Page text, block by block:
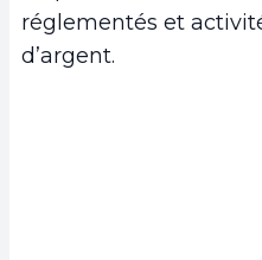
réglementés et
d’argent.